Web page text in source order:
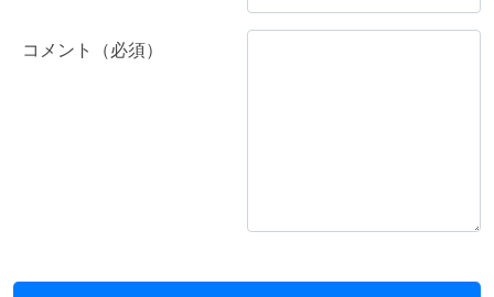
コメント（必須）